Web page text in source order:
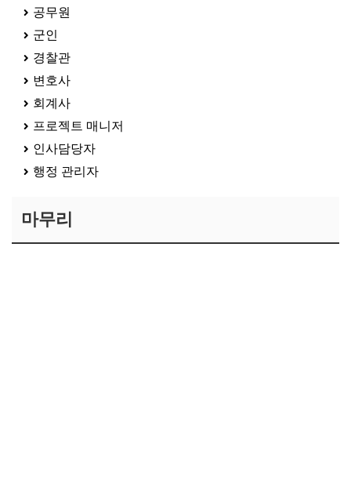
공무원
군인
경찰관
변호사
회계사
프로젝트 매니저
인사담당자
행정 관리자
마무리